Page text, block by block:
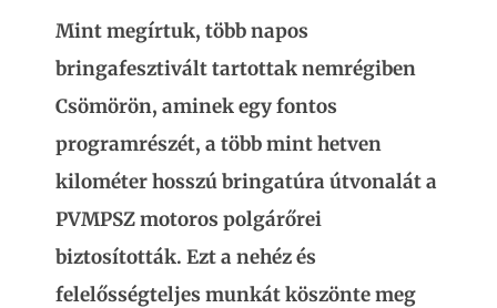
Mint megírtuk, több napos
bringafesztivált tartottak nemrégiben
Csömörön, aminek egy fontos
programrészét, a több mint hetven
kilométer hosszú bringatúra útvonalát a
PVMPSZ motoros polgárőrei
biztosították. Ezt a nehéz és
felelősségteljes munkát köszönte meg